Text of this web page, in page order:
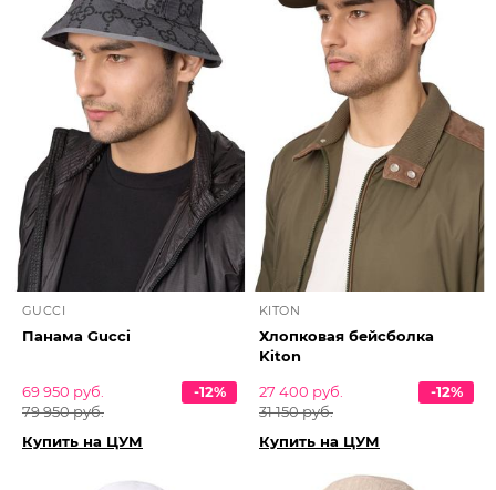
GUCCI
Панама Gucci
69 950 руб.
79 950 руб.
-12%
Купить на ЦУМ
KITON
Хлопковая бейсболка
Kiton
27 400 руб.
31 150 руб.
-12%
Купить на ЦУМ